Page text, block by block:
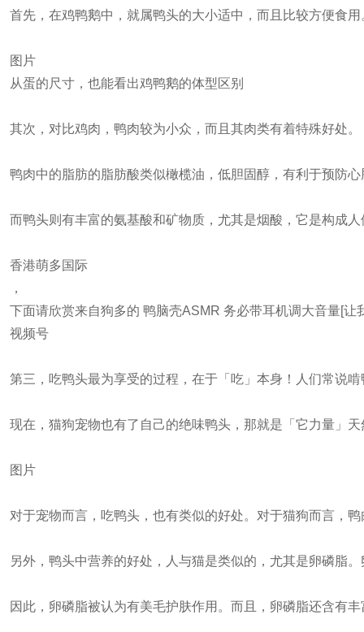
首先，在鸡鸭鹅中，就属鸭头的大小适中，而且比较方便食用
图片
从蛋的尺寸，也能看出鸡鸭鹅的体型区别
其次，对比鸡肉，鸭肉较为小众，而且其肉类有着特殊好处。
鸭肉中的脂肪的脂肪酸类似橄榄油，低胆固醇，有利于预防
而鸭头则有丰富的氨基酸和矿物质，尤其是烟酸，它是构成
香港萌多国际
，
下面请欣赏来自狗多的 鸭脑壳ASMR 务必带耳机调大音量[
视频号
第三，吃鸭头最为享受的过程，在于「吃」本身！人们常说
现在，猫狗宠物也有了自己的绝味鸭头，那就是「它力量」
图片
对于宠物而言，吃鸭头，也有类似的好处。对于猫狗而言，
另外，鸭头中营养的好处，人与猫是类似的，尤其是卵磷脂
因此，卵磷脂被认为有美毛护肤作用。而且，卵磷脂还含有